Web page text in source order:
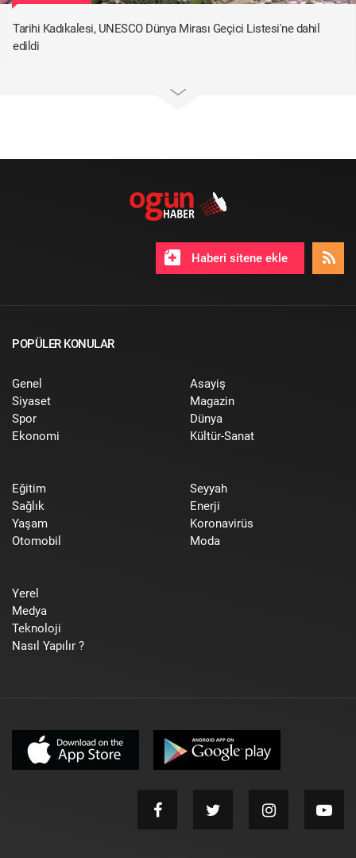
Tarihi Kadıkalesi, UNESCO Dünya Mirası Geçici Listesi'ne dahil
edildi
Haberi sitene ekle
POPÜLER KONULAR
Genel
Siyaset
Spor
Ekonomi
Asayiş
Magazin
Dünya
Kültür-Sanat
Eğitim
Sağlık
Yaşam
Otomobil
Seyyah
Enerji
Koronavirüs
Moda
Yerel
Medya
Teknoloji
Nasıl Yapılır ?